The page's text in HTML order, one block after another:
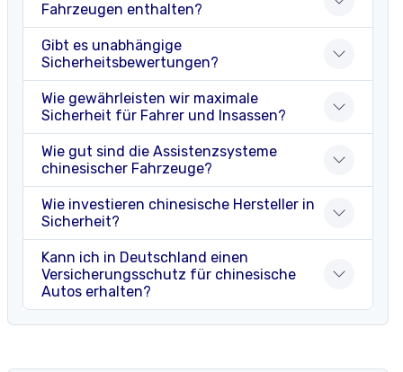
Fahrzeugen enthalten?
Gibt es unabhängige
Sicherheitsbewertungen?
Wie gewährleisten wir maximale
Sicherheit für Fahrer und Insassen?
Wie gut sind die Assistenzsysteme
chinesischer Fahrzeuge?
Wie investieren chinesische Hersteller in
Sicherheit?
Kann ich in Deutschland einen
Versicherungsschutz für chinesische
Autos erhalten?